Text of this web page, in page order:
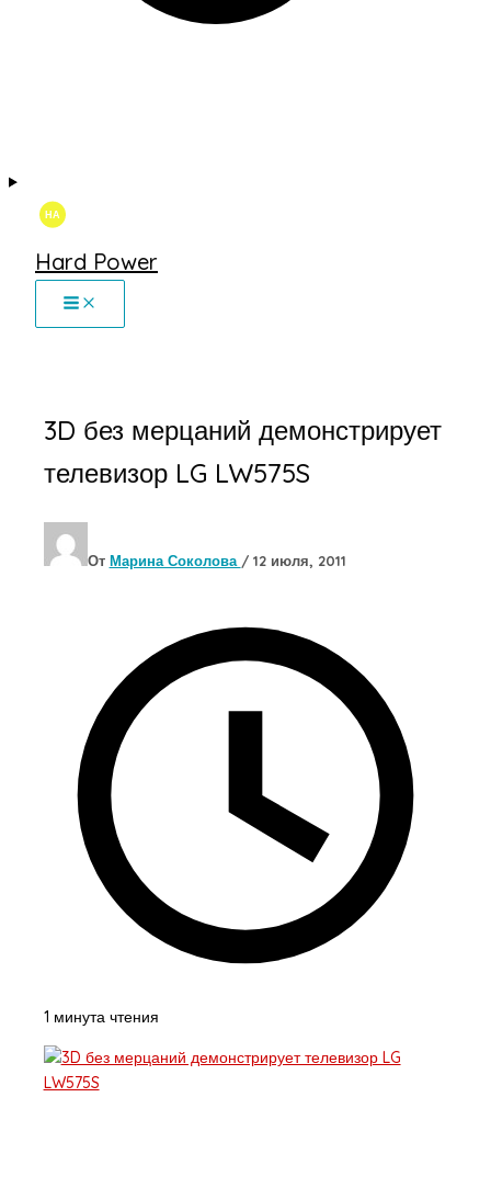
Hard Power
3D без мерцаний демонстрирует
телевизор LG LW575S
От Марина Соколова / 12 июля, 2011
1 минута чтения